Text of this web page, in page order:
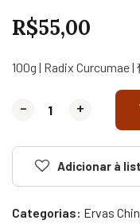
R$55,00
100g | Radix Curcumae |
- +
- +
Adicionar à
Categorias: Ervas